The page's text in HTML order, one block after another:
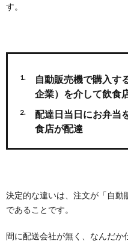
す。
自動販売機で購入す
企業）を介して飲食
配達日当日にお弁当
食店が配達
決定的な違いは、注文が「自
であることです。
間に配送会社が無く、なんだか